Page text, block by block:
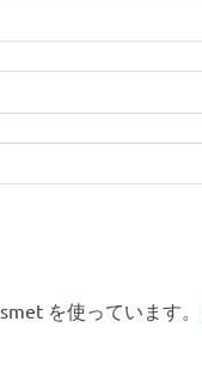
を使っています。